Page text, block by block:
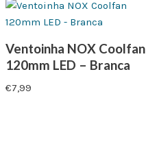
Ventoinha NOX Coolfan
120mm LED – Branca
€7,99